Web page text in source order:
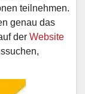
teilnehmen.
genau das
der Website